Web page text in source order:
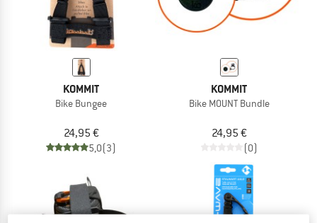
KOMMIT
Bike Bungee
24,95 €
5,0(3)
KOMMIT
Bike MOUNT Bundle
24,95 €
(0)